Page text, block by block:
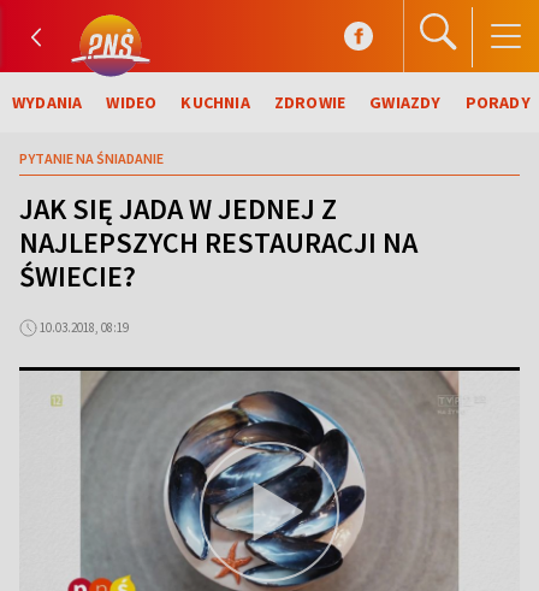
WYDANIA WIDEO KUCHNIA ZDROWIE GWIAZDY PORADY
PYTANIE NA ŚNIADANIE
JAK SIĘ JADA W JEDNEJ Z
NAJLEPSZYCH RESTAURACJI NA
ŚWIECIE?
10.03.2018, 08:19